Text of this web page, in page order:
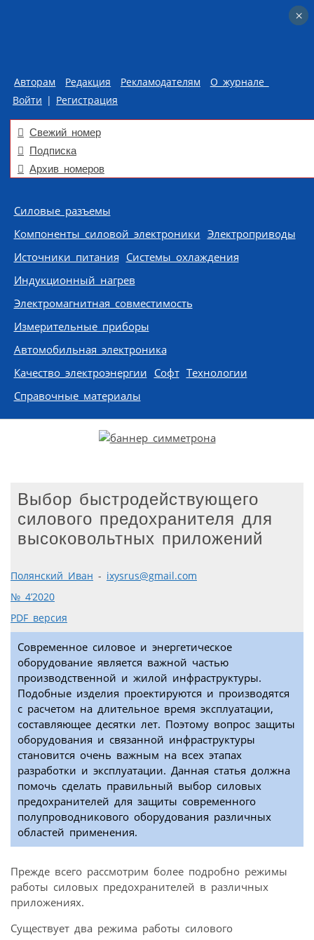
Авторам Редакция Рекламодателям
О журнале
Войти | Регистрация
Свежий номер
Подписка
Архив номеров
Skip to content
Силовые разъемы
Компоненты силовой электроники Электроприводы
Источники питания Системы охлаждения
Индукционный нагрев
Электромагнитная совместимость
Измерительные приборы
Автомобильная электроника
Качество электроэнергии Софт Технологии
Справочные материалы
Выбор быстродействующего
силового предохранителя для
высоковольтных приложений
Полянский Иван - ixysrus@gmail.com
№ 4’2020
PDF версия
Современное силовое и энергетическое
оборудование является важной частью
производственной и жилой инфраструктуры.
Подобные изделия проектируются и производятся
с расчетом на длительное время эксплуатации,
составляющее десятки лет. Поэтому вопрос защиты
оборудования и связанной инфраструктуры
становится очень важным на всех этапах
разработки и эксплуатации. Данная статья должна
помочь сделать правильный выбор силовых
предохранителей для защиты современного
полупроводникового оборудования различных
областей применения.
Прежде всего рассмотрим более подробно режимы
работы силовых предохранителей в различных
приложениях.
Существует два режима работы силового
×
×